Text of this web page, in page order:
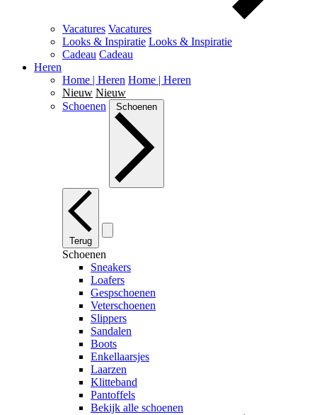
Vacatures Vacatures
Looks & Inspiratie Looks & Inspiratie
Cadeau Cadeau
Heren
Home | Heren Home | Heren
Nieuw Nieuw
Schoenen
Schoenen
Terug
Schoenen
Sneakers
Loafers
Gespschoenen
Veterschoenen
Slippers
Sandalen
Boots
Enkellaarsjes
Laarzen
Klitteband
Pantoffels
Bekijk alle schoenen